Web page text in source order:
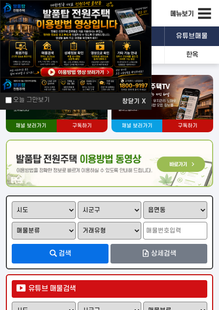
오늘 그만보기 창닫기 X
개인직거래 중개업소 광고·홍보 유튜브매물
전원주택 토지 펜션 한옥
채널 보러가기 구독하기 채널 보러가기 구독하기
검색 상세검색
유튜브 매물검색
관심매물 문자공유 카톡공유
상세설명
위치 및 주변시설
일반